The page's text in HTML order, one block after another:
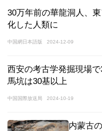
30万年前の華龍洞人、
化した人類に
中国網日本語版 2024-12-09
西安の考古学発掘現場
馬坑は30基以上
中国国際放送局 2024-10-19
内蒙古